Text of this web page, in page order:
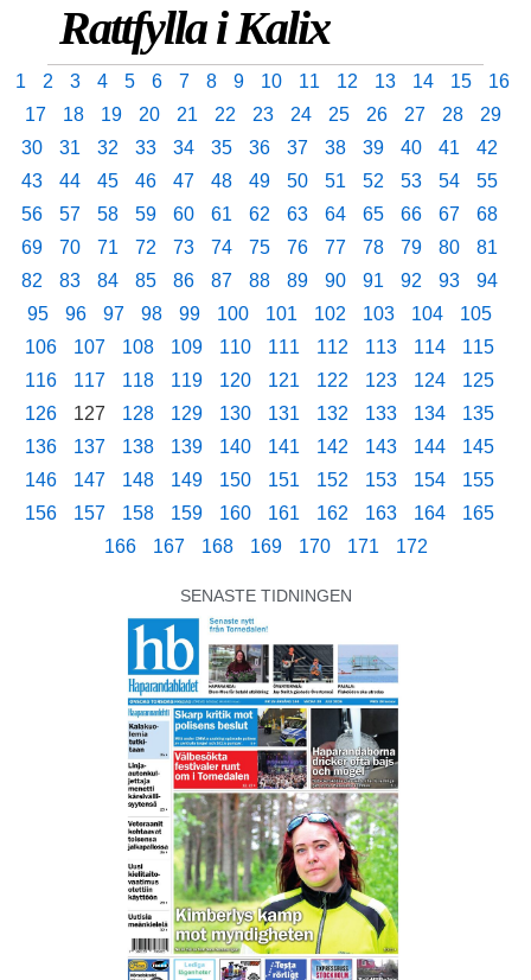
Rattfylla i Kalix
1 2 3 4 5 6 7 8 9 10 11 12 13 14 15
16
17
18 19 20 21 22 23 24 25 26 27 28
29
30
31 32 33 34 35 36 37 38 39 40 41
42
43
44 45 46 47 48 49 50 51 52 53 54
55
56
57 58 59 60 61 62 63 64 65 66 67
68
69
70 71 72 73 74 75 76 77 78 79 80
81
82
83 84 85 86 87 88 89 90 91 92 93
94
95
96 97 98 99 100 101 102 103 104
105
106
107 108 109 110 111 112 113 114
115
116
117 118 119 120 121 122 123 124
125
126
127 128 129 130 131 132 133 134
135
136
137 138 139 140 141 142 143 144
145
146
147 148 149 150 151 152 153 154
155
156
157 158 159 160 161 162 163 164
165
166
167 168 169 170 171 172
SENASTE TIDNINGEN